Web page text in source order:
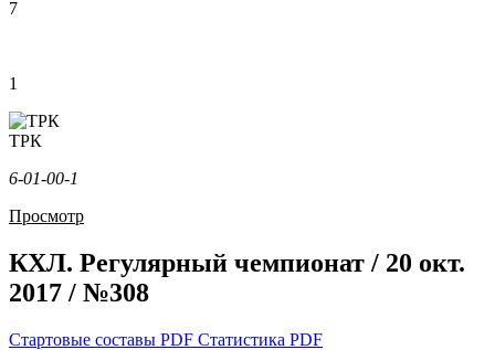
7
1
ТРК
6-01-00-1
Просмотр
КХЛ. Регулярный чемпионат / 20 окт.
2017 / №308
Стартовые составы PDF Статистика PDF